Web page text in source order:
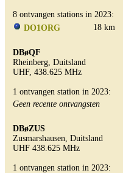
8 ontvangen stations in 2023:
DO1ORG
18 km
DBøQF
Rheinberg, Duitsland
UHF, 438.625 MHz
1 ontvangen station in 2023:
Geen recente ontvangsten
DBøZUS
Zusmarshausen, Duitsland
UHF 438.625 MHz
1 ontvangen station in 2023: